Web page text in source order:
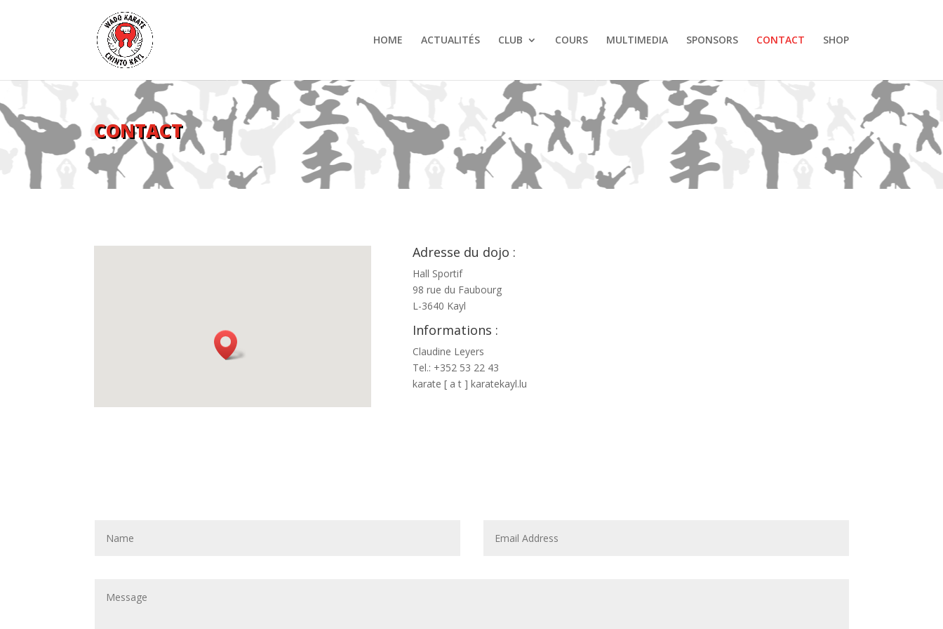
HOME ACTUALITÉS CLUB COURS MULTIMEDIA SPONSORS CONTACT SHOP
CONTACT
Adresse du dojo :
Hall Sportif
98 rue du Faubourg
L-3640 Kayl
Informations :
Claudine Leyers
Tel.: +352 53 22 43
karate [ a t ] karatekayl.lu